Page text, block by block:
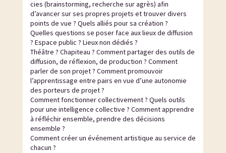
cies (brainstorming, recherche sur agrès) afin
d’avancer sur ses propres projets et trouver divers
points de vue ? Quels alliés pour sa création ?
Quelles questions se poser face aux lieux de diffusion
? Espace public ? Lieux non dédiés ?
Théâtre ? Chapiteau ? Comment partager des outils de
diffusion, de réflexion, de production ? Comment
parler de son projet ? Comment promouvoir
l’apprentissage entre pairs en vue d’une autonomie
des porteurs de projet ?
Comment fonctionner collectivement ? Quels outils
pour une intelligence collective ? Comment apprendre
à réfléchir ensemble, prendre des décisions
ensemble ?
Comment créer un événement artistique au service de
chacun ?